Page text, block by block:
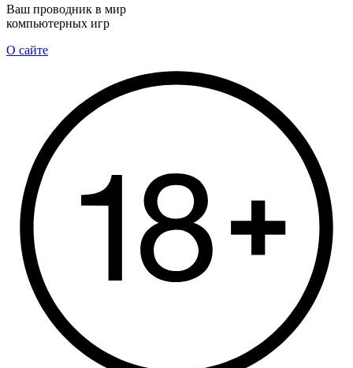
Ваш проводник в мир
компьютерных игр
О сайте